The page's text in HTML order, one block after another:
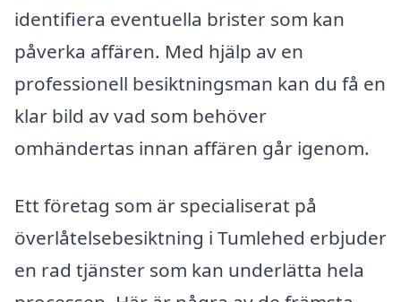
identifiera eventuella brister som kan
påverka affären. Med hjälp av en
professionell besiktningsman kan du få en
klar bild av vad som behöver
omhändertas innan affären går igenom.
Ett företag som är specialiserat på
överlåtelsebesiktning i Tumlehed erbjuder
en rad tjänster som kan underlätta hela